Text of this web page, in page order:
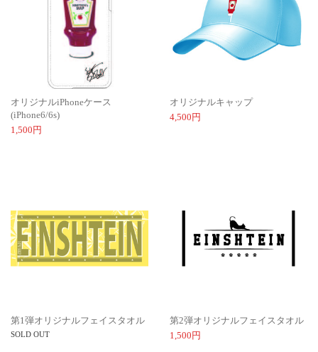
オリジナルiPhoneケース
(iPhone6/6s)
1,500円
オリジナルキャップ
4,500円
第1弾オリジナルフェイスタオル
SOLD OUT
第2弾オリジナルフェイスタオル
1,500円